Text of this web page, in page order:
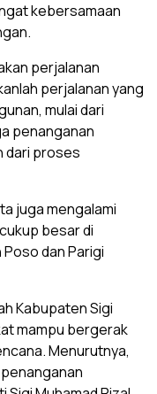
kebersamaan
perjalanan
perjalanan yang
mulai dari
penanganan
dari proses
juga mengalami
besar di
dan Parigi
Kabupaten Sigi
mampu bergerak
Menurutnya,